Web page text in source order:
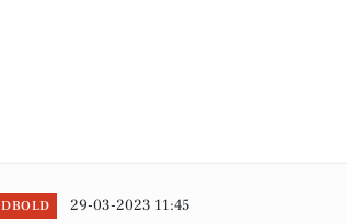
29-03-2023 11:45